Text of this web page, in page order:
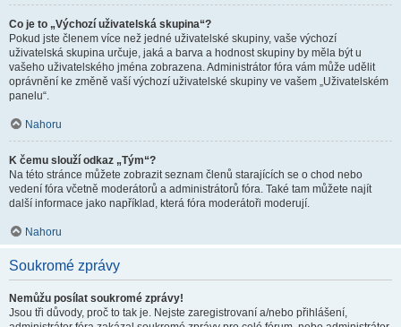
Co je to „Výchozí uživatelská skupina“?
Pokud jste členem více než jedné uživatelské skupiny, vaše výchozí
uživatelská skupina určuje, jaká a barva a hodnost skupiny by měla být u
vašeho uživatelského jména zobrazena. Administrátor fóra vám může udělit
oprávnění ke změně vaší výchozí uživatelské skupiny ve vašem „Uživatelském
panelu“.
Nahoru
K čemu slouží odkaz „Tým“?
Na této stránce můžete zobrazit seznam členů starajících se o chod nebo
vedení fóra včetně moderátorů a administrátorů fóra. Také tam můžete najít
další informace jako například, která fóra moderátoři moderují.
Nahoru
Soukromé zprávy
Nemůžu posílat soukromé zprávy!
Jsou tři důvody, proč to tak je. Nejste zaregistrovaní a/nebo přihlášení,